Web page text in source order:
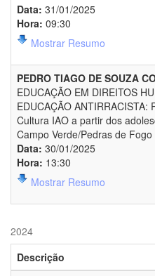
Data: 31/01/2025
Hora: 09:30
Mostrar Resumo
PEDRO TIAGO DE SOUZA
EDUCAÇÃO EM DIREITOS
EDUCAÇÃO
Cultura IAO a partir dos
Campo Verde/Pedras de Fogo
Data: 30/01/2025
Hora: 13:30
Mostrar Resumo
2024
Descrição